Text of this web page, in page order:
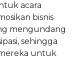
acara
bisnis
mengundang
sehingga
untuk